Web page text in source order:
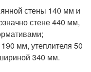
стены 140 мм и
стене 440 мм,
мм, утеплителя 50
340 мм.